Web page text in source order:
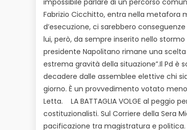
Fabrizio Cicchitto, entra nella metafora
d’esecuzione, ci sarebbero
lui, però, da sempre inserito nello
presidente Napolitano rimane una
estrema gravità della situazione”.Il Pd
decadere dalle assemblee elettive chi
giorno. È un provvedimento votato
Letta. LA BATTAGLIA VOLGE al peggio
costituzionalisti. Sul Corriere della Sera
pacificazione tra magistratura e